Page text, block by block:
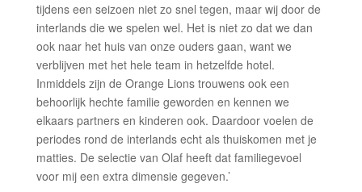
tijdens een seizoen niet zo snel tegen, maar wij door de
interlands die we spelen wel. Het is niet zo dat we dan
ook naar het huis van onze ouders gaan, want we
verblijven met het hele team in hetzelfde hotel.
Inmiddels zijn de Orange Lions trouwens ook een
behoorlijk hechte familie geworden en kennen we
elkaars partners en kinderen ook. Daardoor voelen de
periodes rond de interlands echt als thuiskomen met je
matties. De selectie van Olaf heeft dat familiegevoel
voor mij een extra dimensie gegeven.’